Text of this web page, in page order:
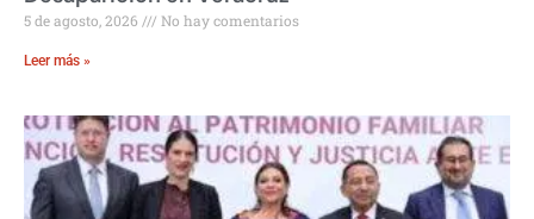
5 de agosto, 2026 No hay comentarios
Leer más »